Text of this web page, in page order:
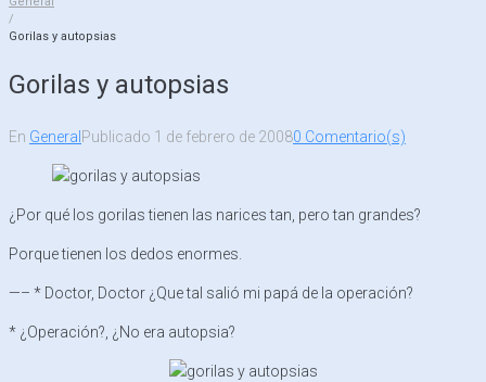
/
Gorilas y autopsias
Gorilas y autopsias
En General Publicado 1 de febrero de 20080 Comentario(s)
¿Por qué los gorilas tienen las narices tan, pero tan grandes?
Porque tienen los dedos enormes.
—– * Doctor, Doctor ¿Que tal salió mi papá de la operación?
* ¿Operación?, ¿No era autopsia?